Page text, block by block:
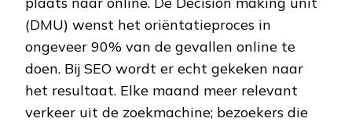
(DMU) wenst het oriëntatieproces in
ongeveer 90% van de gevallen online te
doen. Bij SEO wordt er echt gekeken naar
het resultaat. Elke maand meer relevant
verkeer uit de zoekmachine; bezoekers die